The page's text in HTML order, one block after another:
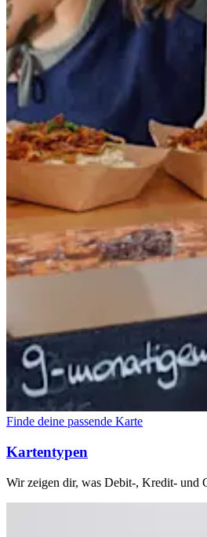
Finde deine passende Karte
Kartentypen
Wir zeigen dir, was Debit-, Kredit- und